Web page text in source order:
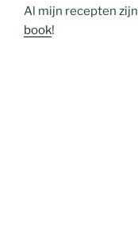
Al mijn recepten
book!